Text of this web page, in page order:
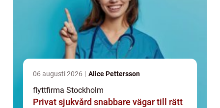
06 augusti 2026 Alice Pettersson
flyttfirma Stockholm
Privat sjukvård snabbare vägar till rätt